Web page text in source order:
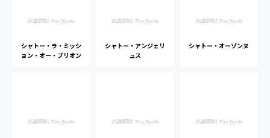
シャトー・ラ・ミッシ
ョン・オー・ブリオン
シャトー・アンジェリ
ュス
シャトー・オーゾンヌ